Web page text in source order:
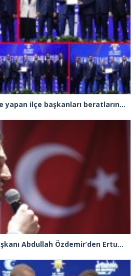
İstanbul’da en çok üye yapan ilçe başkanları beratlarını Cumhurbaşkanı Erdoğan’ın elinden aldı
AK Parti İstanbul İl Başkanı Abdullah Özdemir’den Ertuğrul Özkök’e “Franco” tepkisi